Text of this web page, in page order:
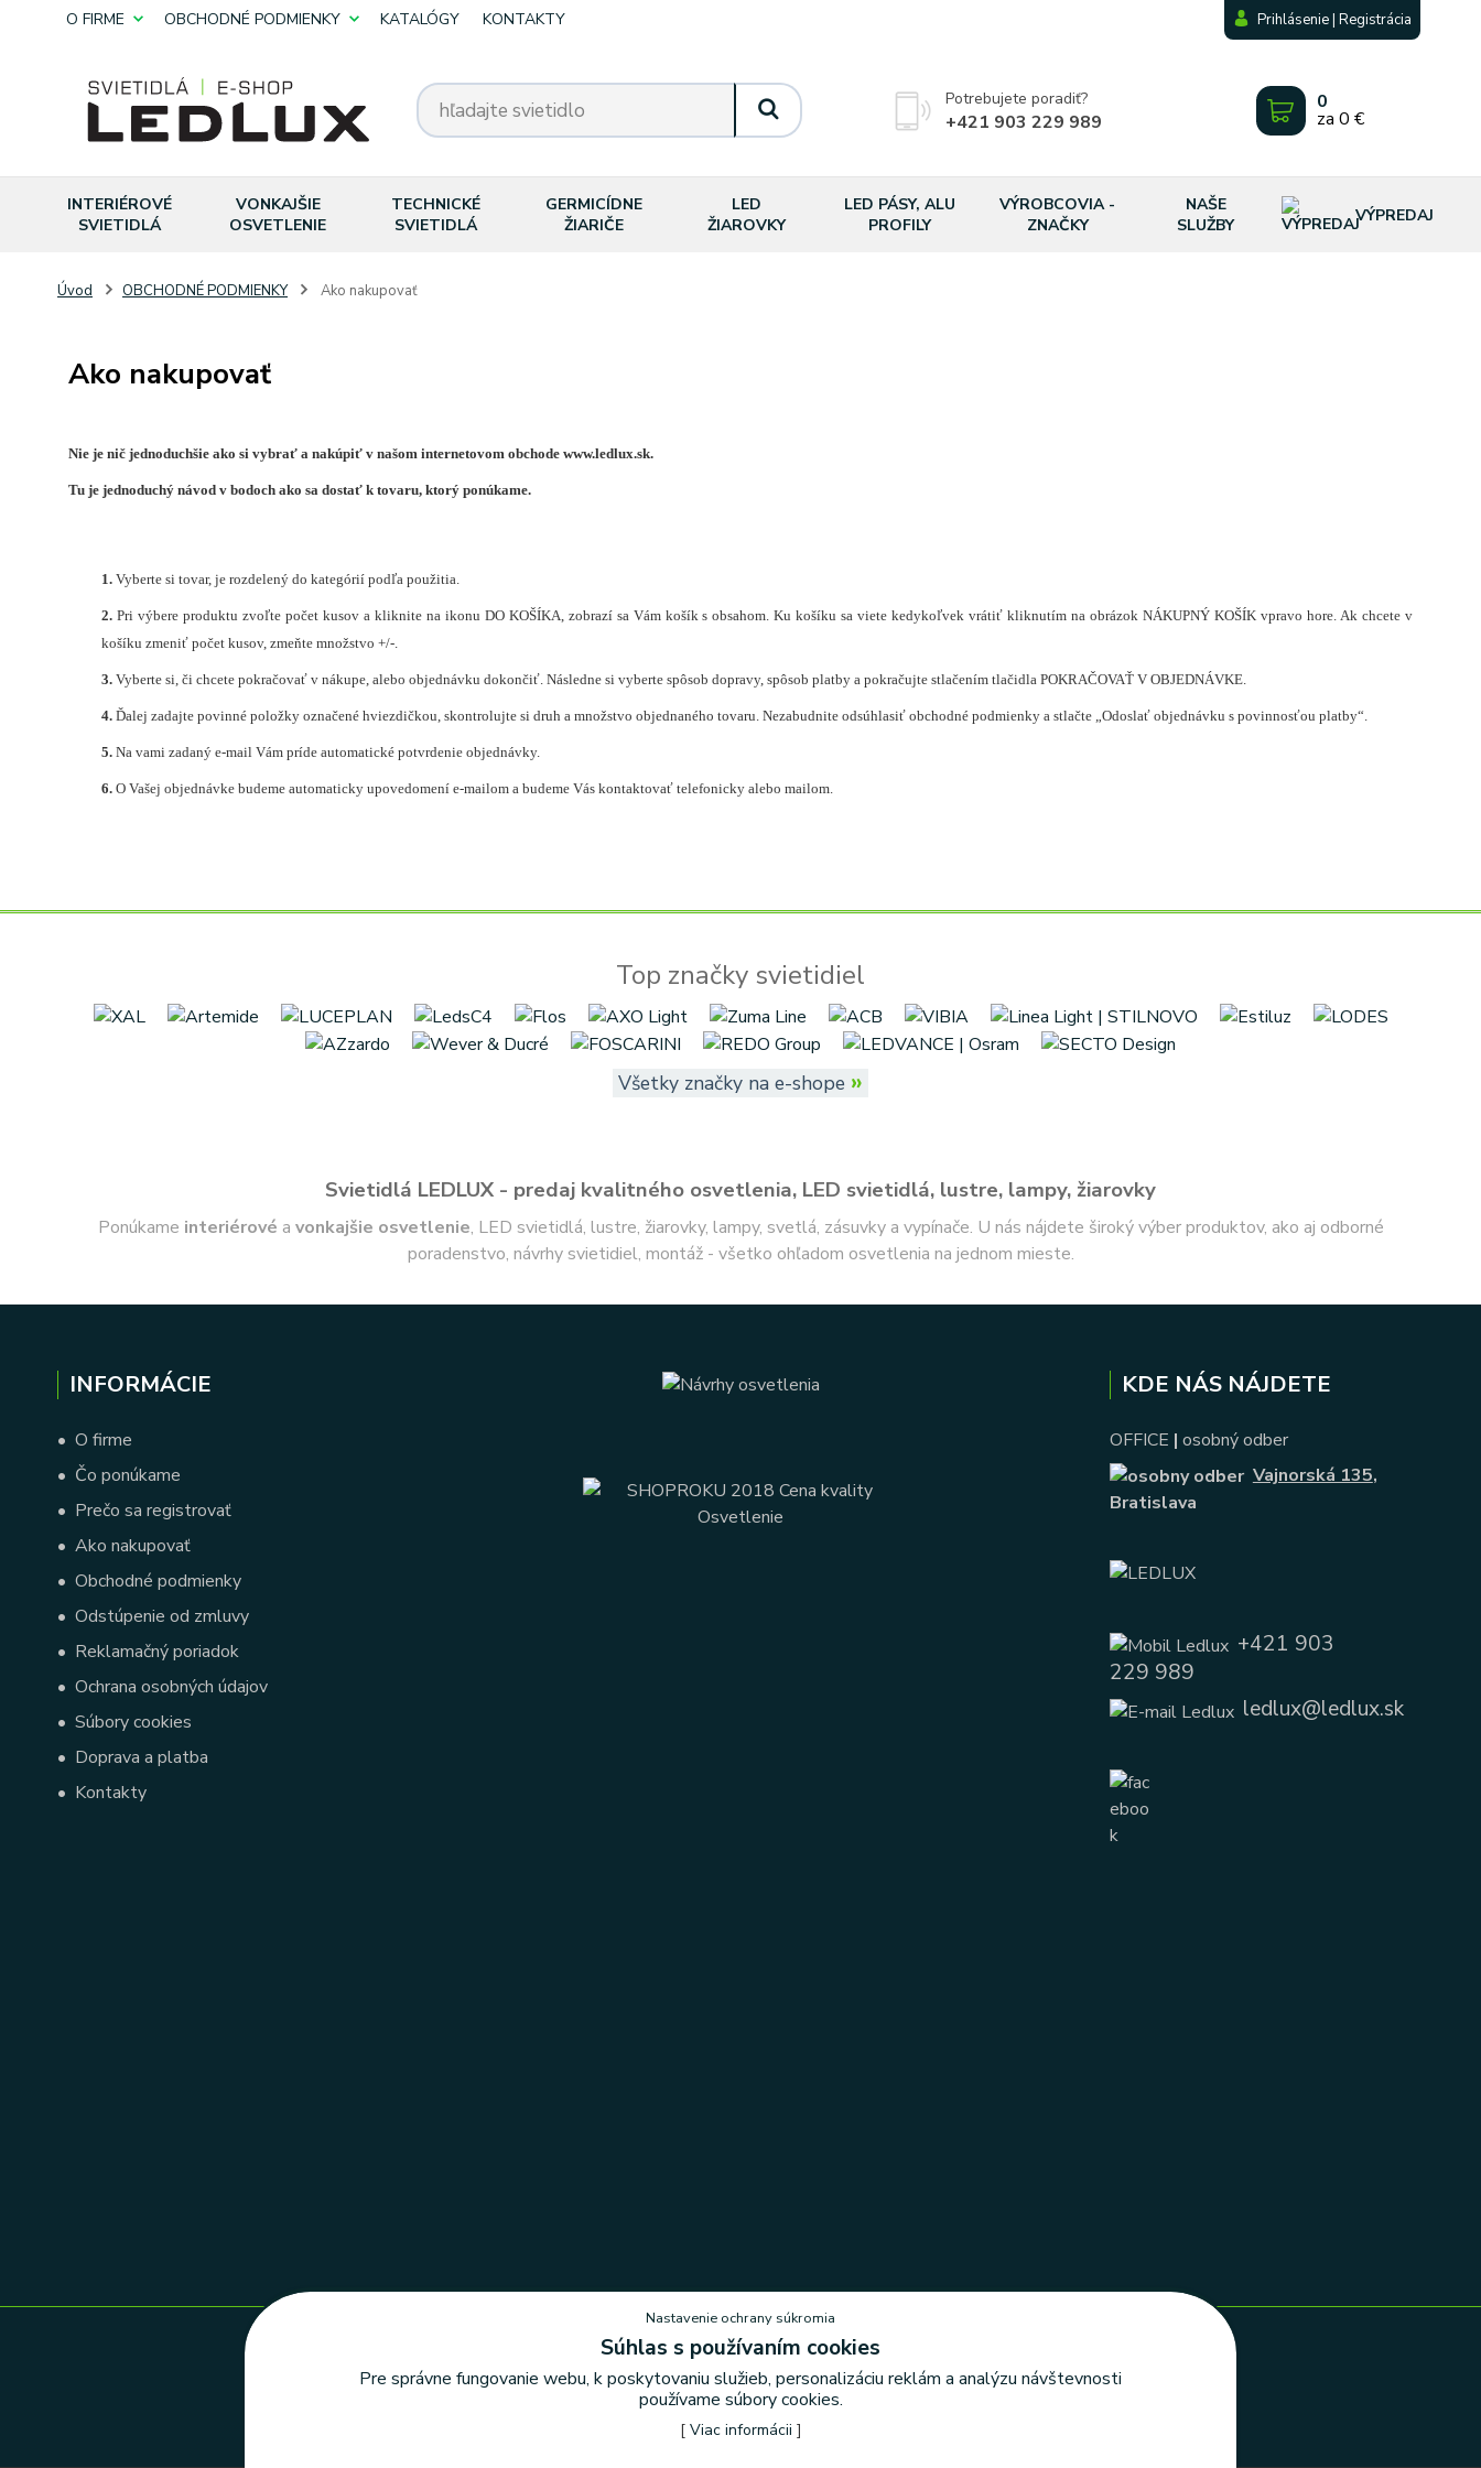
O FIRME OBCHODNÉ PODMIENKY KATALÓGY KONTAKTY Prihlásenie | Registrácia
Potrebujete poradiť?
+421 903 229 989
0
za 0 €
INTERIÉROVÉ
SVIETIDLÁ
VONKAJŠIE
OSVETLENIE
TECHNICKÉ
SVIETIDLÁ
GERMICÍDNE
ŽIARIČE
LED
ŽIAROVKY
LED PÁSY, ALU
PROFILY
VÝROBCOVIA -
ZNAČKY
NAŠE
SLUŽBY
VÝPREDAJ
Úvod OBCHODNÉ PODMIENKY Ako nakupovať
Ako nakupovať
Nie je nič jednoduchšie ako si vybrať a nakúpiť v našom internetovom obchode www.ledlux.sk.
Tu je jednoduchý návod v bodoch ako sa dostať k tovaru, ktorý ponúkame.
1. Vyberte si tovar, je rozdelený do kategórií podľa použitia.
2. Pri výbere produktu zvoľte počet kusov akliknite na ikonu DO KOŠÍKA, zobrazí sa Vám košík s obsahom. Ku košíku sa viete kedykoľvek vrátiť kliknutím na obrázok NÁKUPNÝ KOŠÍK vpravo hore. Ak chcete v
košíku zmeniť počet kusov, zmeňte množstvo +/-.
3. Vyberte si, či chcete pokračovať v nákupe, alebo objednávku dokončiť. Následne si vyberte spôsob dopravy, spôsob platby a pokračujte stlačením tlačidla POKRAČOVAŤ V OBJEDNÁVKE.
4. Ďalej zadajte povinné položky označené hviezdičkou, skontrolujte si druh a množstvo objednaného tovaru. Nezabudnite odsúhlasiť obchodné podmienky a stlačte „Odoslať objednávku s povinnosťou platby“.
5. Na vami zadaný e-mail Vám príde automatické potvrdenie objednávky.
6. O Vašej objednávke budeme automaticky upovedomení e-mailom a budeme Vás kontaktovať telefonicky alebo mailom.
Top značky svietidiel
Všetky značky na e-shope »
Svietidlá LEDLUX - predaj kvalitného osvetlenia, LED svietidlá, lustre, lampy, žiarovky
Ponúkame interiérové a vonkajšie osvetlenie, LED svietidlá, lustre, žiarovky, lampy, svetlá, zásuvky a vypínače. U nás nájdete široký výber produktov, ako aj odborné
poradenstvo, návrhy svietidiel, montáž - všetko ohľadom osvetlenia na jednom mieste.
INFORMÁCIE
• O firme
• Čo ponúkame
• Prečo sa registrovať
• Ako nakupovať
• Obchodné podmienky
• Odstúpenie od zmluvy
• Reklamačný poriadok
• Ochrana osobných údajov
• Súbory cookies
• Doprava a platba
• Kontakty
KDE NÁS NÁJDETE
OFFICE | osobný odber
Vajnorská 135,
Bratislava
+421 903
229 989
ledlux@ledlux.sk
Nastavenie ochrany súkromia
Nastavenie ochrany súkromia
Súhlas s používaním cookies
Pre správne fungovanie webu, k poskytovaniu služieb, personalizáciu reklám a analýzu návštevnosti
používame súbory cookies.
[ Viac informácii ]